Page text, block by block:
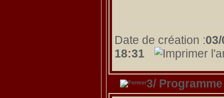
Date de création :
18:31
3/